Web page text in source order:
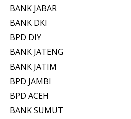
BANK JABAR
BANK DKI
BPD DIY
BANK JATENG
BANK JATIM
BPD JAMBI
BPD ACEH
BANK SUMUT